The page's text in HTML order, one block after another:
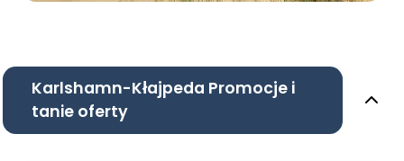
Karlshamn-Kłajpeda Promocje i
tanie oferty